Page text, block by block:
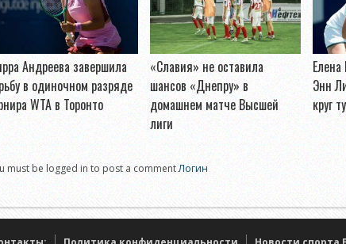
Андреева завершила
в одиночном разряде
WTA в Торонто
«Славия» не оставила
шансов «Днепру» в
домашнем матче Высшей
лиги
Энн
круг
must be logged in to post a commentЛогин